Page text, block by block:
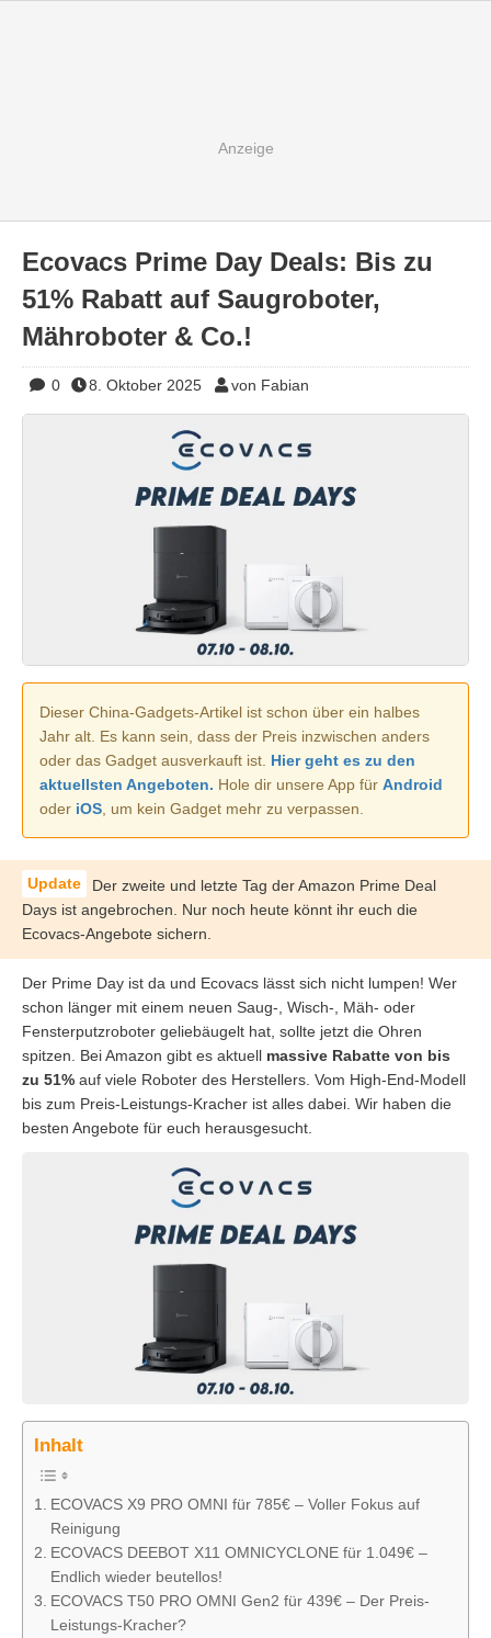
Ecovacs Prime Day Deals: Bis zu
51% Rabatt auf Saugroboter,
Mähroboter & Co.!
0 8. Oktober 2025 von Fabian
Dieser China-Gadgets-Artikel ist schon über ein halbes
Jahr alt. Es kann sein, dass der Preis inzwischen anders
oder das Gadget ausverkauft ist. Hier geht es zu den
aktuellsten Angeboten. Hole dir unsere App für Android
oder iOS, um kein Gadget mehr zu verpassen.
Der zweite und letzte Tag der Amazon Prime Deal
Days ist angebrochen. Nur noch heute könnt ihr euch die
Ecovacs-Angebote sichern.
Der Prime Day ist da und Ecovacs lässt sich nicht lumpen! Wer
schon länger mit einem neuen Saug-, Wisch-, Mäh- oder
Fensterputzroboter geliebäugelt hat, sollte jetzt die Ohren
spitzen. Bei Amazon gibt es aktuell massive Rabatte von bis
zu 51% auf viele Roboter des Herstellers. Vom High-End-Modell
bis zum Preis-Leistungs-Kracher ist alles dabei. Wir haben die
besten Angebote für euch herausgesucht.
Inhalt
ECOVACS X9 PRO OMNI für 785€ – Voller Fokus auf
Reinigung
ECOVACS DEEBOT X11 OMNICYCLONE für 1.049€ –
Endlich wieder beutellos!
ECOVACS T50 PRO OMNI Gen2 für 439€ – Der Preis-
Leistungs-Kracher?